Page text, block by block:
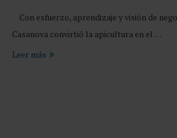
Con esfuerzo, aprendizaje y visión de
Casanova convirtió la apicultura en el …
Leer más